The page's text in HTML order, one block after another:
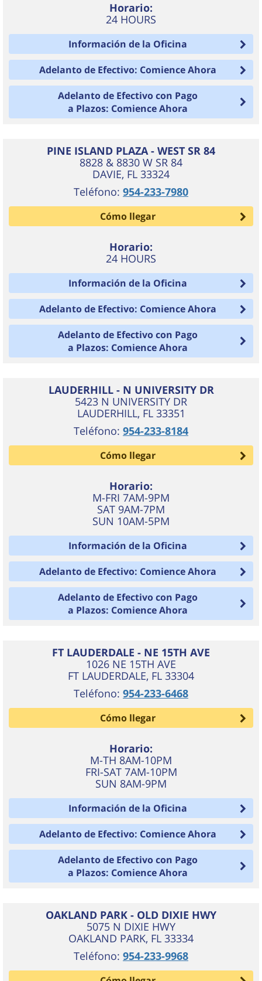
Horario:
24 HOURS
Información de la Oficina
Adelanto de Efectivo: Comience Ahora
Adelanto de Efectivo con Pago
a Plazos: Comience Ahora
PINE ISLAND PLAZA - WEST SR 84
8828 & 8830 W SR 84
DAVIE, FL 33324
Teléfono: 954-233-7980
Cómo llegar
Horario:
24 HOURS
Información de la Oficina
Adelanto de Efectivo: Comience Ahora
Adelanto de Efectivo con Pago
a Plazos: Comience Ahora
LAUDERHILL - N UNIVERSITY DR
5423 N UNIVERSITY DR
LAUDERHILL, FL 33351
Teléfono: 954-233-8184
Cómo llegar
Horario:
M-FRI 7AM-9PM
SAT 9AM-7PM
SUN 10AM-5PM
Información de la Oficina
Adelanto de Efectivo: Comience Ahora
Adelanto de Efectivo con Pago
a Plazos: Comience Ahora
FT LAUDERDALE - NE 15TH AVE
1026 NE 15TH AVE
FT LAUDERDALE, FL 33304
Teléfono: 954-233-6468
Cómo llegar
Horario:
M-TH 8AM-10PM
FRI-SAT 7AM-10PM
SUN 8AM-9PM
Información de la Oficina
Adelanto de Efectivo: Comience Ahora
Adelanto de Efectivo con Pago
a Plazos: Comience Ahora
OAKLAND PARK - OLD DIXIE HWY
5075 N DIXIE HWY
OAKLAND PARK, FL 33334
Teléfono: 954-233-9968